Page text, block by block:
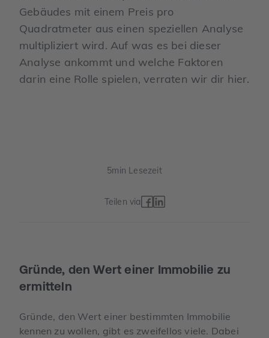
Gebäudes mit einem Preis pro
Quadratmeter aus einen speziellen Analyse
multipliziert wird. Auf was es bei dieser
Analyse ankommt und welche Faktoren
darin eine Rolle spielen, verraten wir dir hier.
5min Lesezeit
Teilen via
Gründe, den Wert einer Immobilie zu
ermitteln
Gründe, den Wert einer bestimmten Immobilie
kennen zu wollen, gibt es zweifellos viele. Dabei